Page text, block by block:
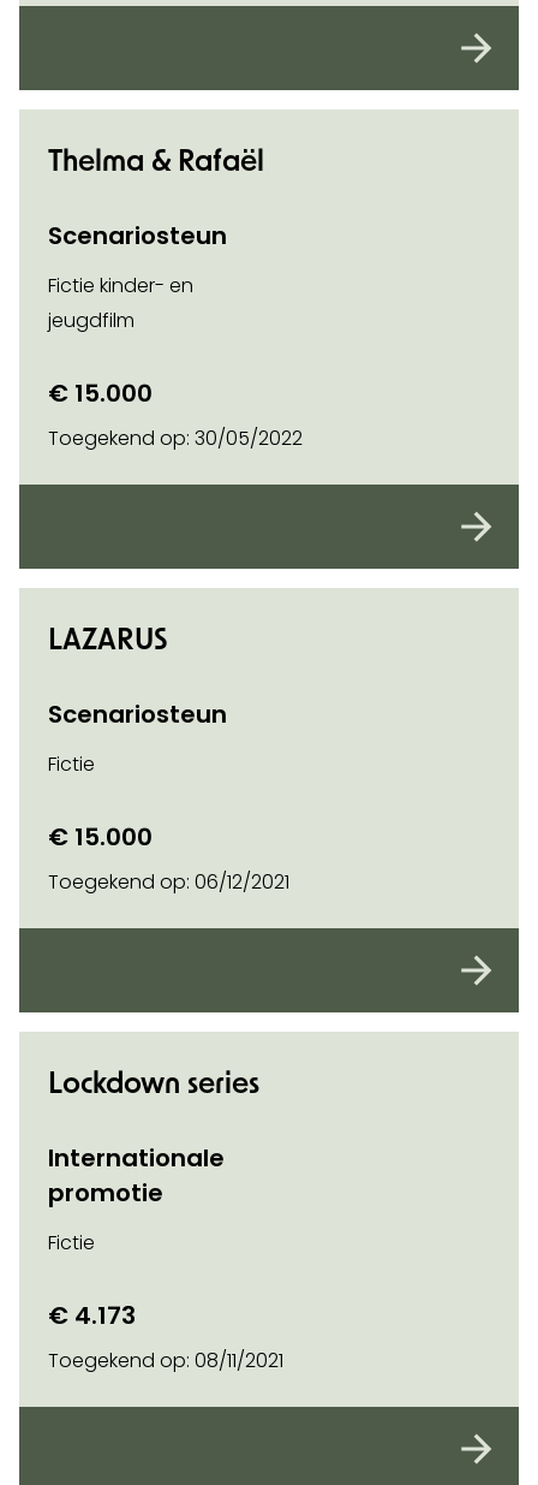
Thelma & Rafaël
Scenariosteun
Fictie kinder- en
jeugdfilm
€ 15.000
Toegekend op: 30/05/2022
LAZARUS
Scenariosteun
Fictie
€ 15.000
Toegekend op: 06/12/2021
Lockdown series
Internationale
promotie
Fictie
€ 4.173
Toegekend op: 08/11/2021